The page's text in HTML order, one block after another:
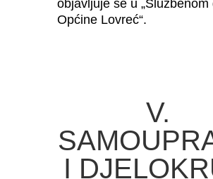
objavljuje se u „Službenom
Općine Lovreć“.
V.
I